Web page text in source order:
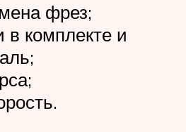
фрез;
в комплекте и